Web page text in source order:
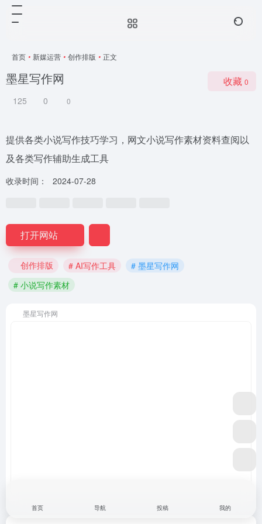
首页 • 新媒运营 • 创作排版 • 正文
墨星写作网
125 0 0
收藏 0
提供各类小说写作技巧学习，网文小说写作素材资料查阅以
及各类写作辅助生成工具
收录时间： 2024-07-28
打开网站
创作排版 # AI写作工具
# 墨星写作网
# 小说写作素材
墨星写作网
首页 导航 投稿 我的